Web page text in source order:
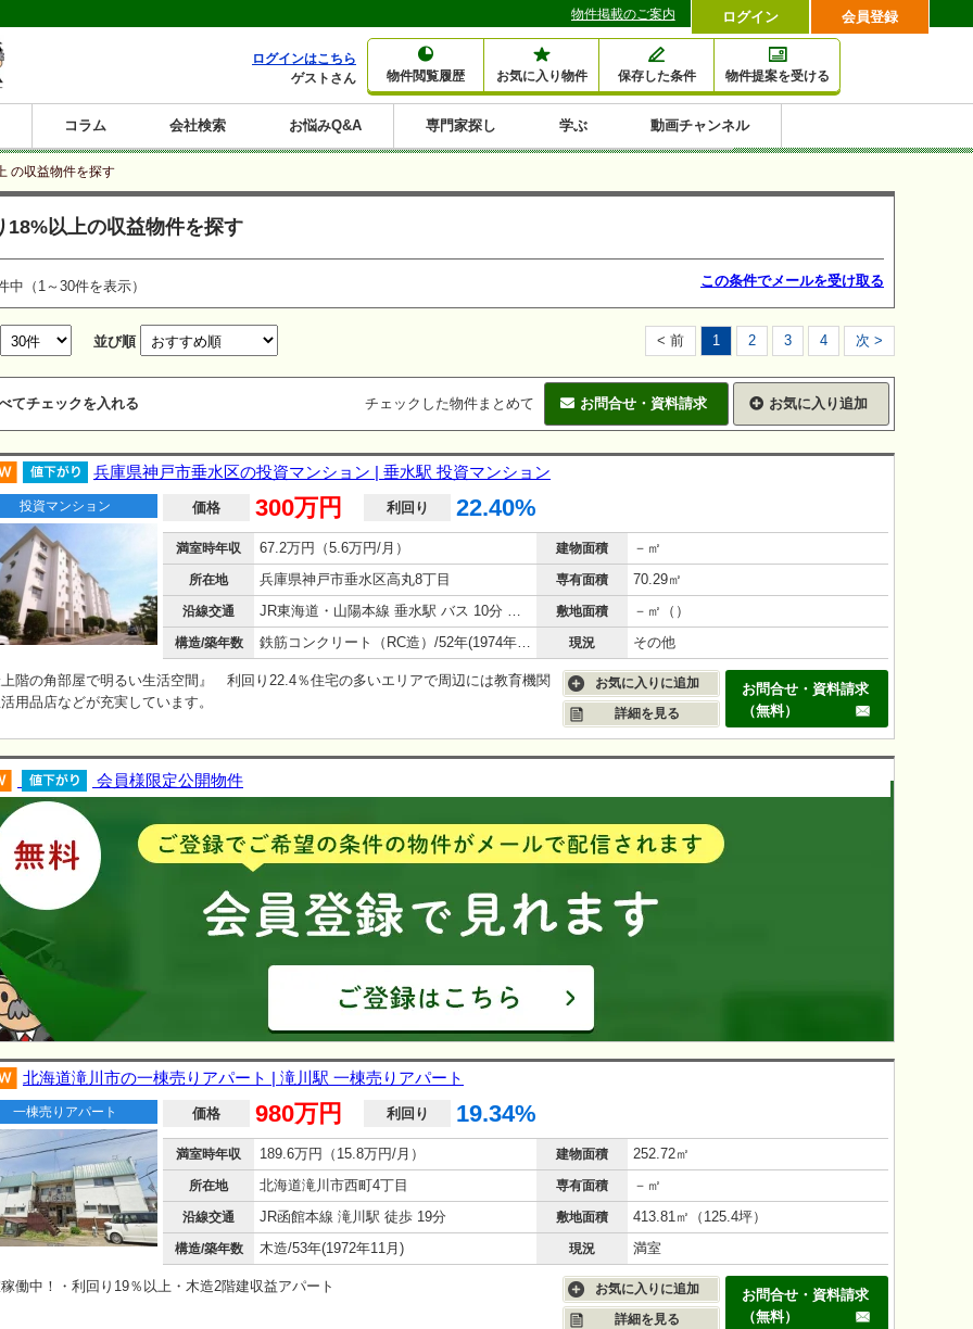
物件閲覧履歴 お気に入り物件 保存した条件 物件提案を受ける
ログインはこちら
ゲストさん
投資マンション
一棟売りアパート
一棟売りマンション
一棟売りビル
店舗・事務所
賃貸併用住宅
戸建賃貸
土地
新築住宅
工場・倉庫
ホテルペンション
コラム
購入コラム
売却コラム
大家さんコラム
賃貸経営コラム
会社検索 お悩みQ&A 専門家探し 学ぶ 動画チャンネル
ログイン 会員登録
物件掲載のご案内
の収益物件を探す
18%以上の収益物件を探す
中（1～30件を表示） この条件でメールを受け取る
並び順 < 前 1 2 3 4 次 >
てチェックを入れる チェックした物件まとめて お気に入り追加
お問合せ・資料請求
兵庫県神戸市垂水区の投資マンション | 垂水駅 投資マンション
投資マンション 価格 300万円 利回り 22.40%
満室時年収 67.2万円（5.6万円/月） 建物面積 －㎡
所在地 兵庫県神戸市垂水区高丸8丁目 専有面積 70.29㎡
沿線交通 JR東海道・山陽本線 垂水駅 バス 10分 バス停 徒歩2分 敷地面積 －㎡（）
構造/築年数 鉄筋コンクリート（RC造）/52年(1974年7月) 現況 その他
階の角部屋で明るい生活空間』 利回り22.4％住宅の多いエリアで周辺には教育機関
用品店などが充実しています。
お気に入りに追加
詳細を見る
お問合せ・資料請求
（無料）
会員様限定公開物件
北海道滝川市の一棟売りアパート | 滝川駅 一棟売りアパート
一棟売りアパート 価格 980万円 利回り 19.34%
満室時年収 189.6万円（15.8万円/月） 建物面積 252.72㎡
所在地 北海道滝川市西町4丁目 専有面積 －㎡
沿線交通 JR函館本線 滝川駅 徒歩 19分 敷地面積 413.81㎡（125.4坪）
構造/築年数 木造/53年(1972年11月) 現況 満室
働中！・利回り19％以上・木造2階建収益アパート
お気に入りに追加
詳細を見る
お問合せ・資料請求
（無料）